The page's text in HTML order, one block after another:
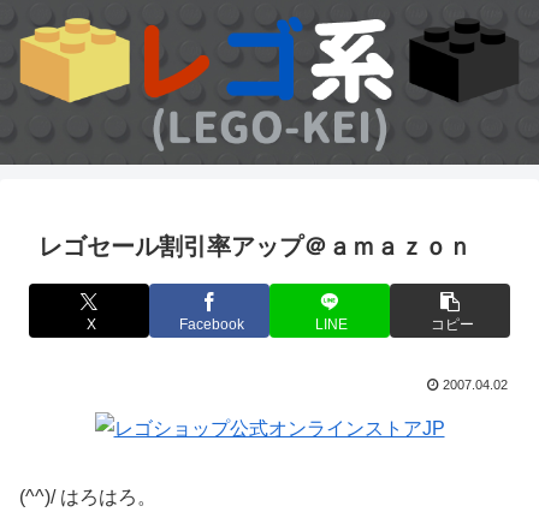
レゴセール割引率アップ＠ａｍａｚｏｎ
X Facebook LINE コピー
2007.04.02
(^^)/ はろはろ。